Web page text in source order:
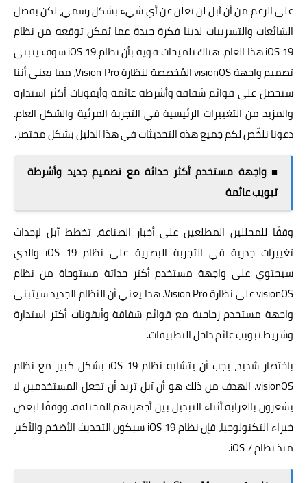
على الرغم من أن آبل لن تعلن عن أي شيء بشكل رسمي، لكن بفضل
الشائعات والتسريبات لدينا فكرة جيدة عما يُمكن توقعه من نظام
iOS 19 هذا العام. هناك تلميحات قوية بأن نظام iOS 19 سوف يتبنى
تصميم واجهة visionOS المُخصصة لنظارة Vision Pro، مما يعني أننا
سنحصل على قوائم شفافة وأشرطة عائمة وأيقونات أكثر استدارة
والمزيد من التغييرات الرئيسية في التجربة المرئية والشكل العام.
دعونا نلخّص لكم جميع هذه التحديثات في هذا الدليل بشكل مختصر.
■ واجهة مستخدم أكثر حداثة مع تصميم جديد وأشرطة
تبويب عائمة
وفقًا للمحللين المطلعين على أخبار الصناعة، تخطط آبل لإحداث
تغييرات جذرية في التجربة البصرية على نظام iOS 19 والذي
سيحتوي على واجهة مستخدم أكثر حداثة مستوحاة من نظام
visionOS على نظارة Vision Pro. هذا يعني أن النظام الجديد سيتبنى
واجهة مستخدم زجاجية مع قوائم شفافة وأيقونات أكثر استدارة
وشريط تبويب عائم داخل التطبيقات.
باختصار شديد، يجب أن يتشابه نظام iOS 19 بشكل كبير مع نظام
visionOS. الهدف من ذلك هو أن آبل تريد أن تجعل المستخدمين لا
يشعرون بالغرابة أثناء التبديل بين أجهزتهم المختلفة. ووفقًا لبعض
خبراء التكنولوجيا، فإن نظام iOS 19 سيكون التحديث الأضخم والأكبر
منذ نظام iOS 7.